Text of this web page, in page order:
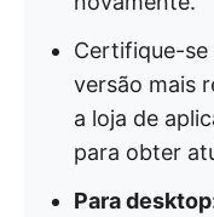
Certifique-se
versão mais
a loja de
para obter
Para